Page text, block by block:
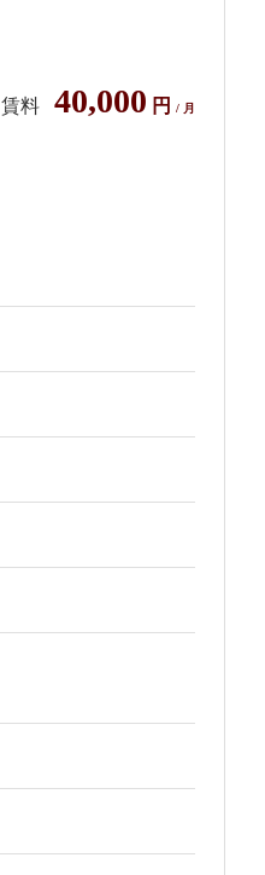
賃料 40,000 円 / 月